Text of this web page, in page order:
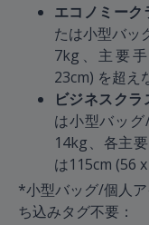
エコノミーク
たは小型バッ
7kg、主要
23cm) を超え
ビジネスクラ
は小型バッ
14kg、各主
は115cm (56
*小型バッグ/個人
ち込みタグ不要：